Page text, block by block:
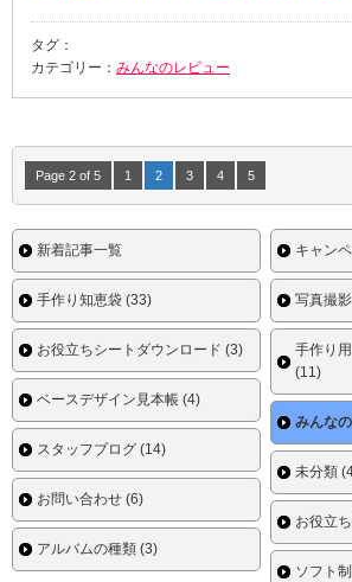
タグ：
カテゴリー： みんなのレビュー
Page 2 of 5 1 2 3 4 5
新着記事一覧 キャン
手作り知恵袋 (33) 写真撮
お役立ちシートダウンロード (3)
手作り
(11)
ベースデザイン見本帳 (4)
みんな
スタッフブログ (14)
未分類
お問い合わせ (6)
お役立
アルバムの種類 (3)
ソフト